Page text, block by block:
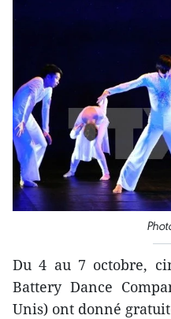
Du 4 au 7 octobre,
Battery Dance
Unis) ont d​onné